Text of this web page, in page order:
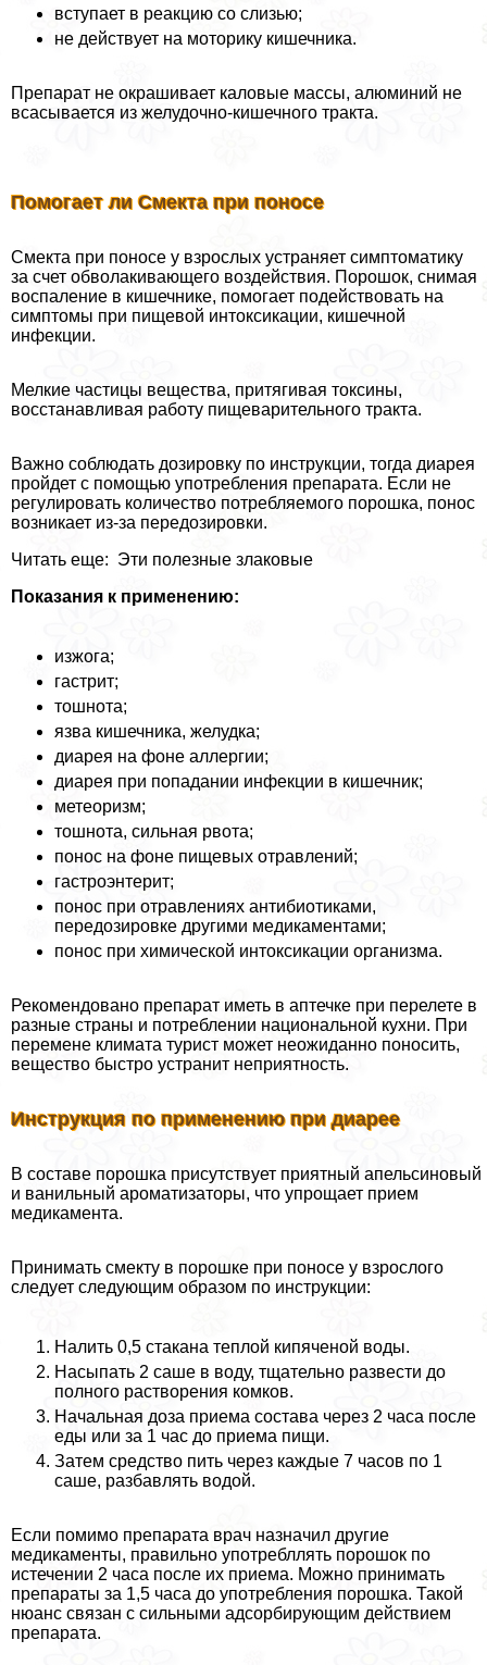
вступает в реакцию со слизью;
не действует на моторику кишечника.
Препарат не окрашивает каловые массы, алюминий не
всасывается из желудочно-кишечного тpaкта.
Помогает ли Смекта при поносе
Смекта при поносе у взрослых устраняет симптоматику
за счет обволакивающего воздействия. Порошок, снимая
воспаление в кишечнике, помогает подействовать на
симптомы при пищевой интоксикации, кишечной
инфекции.
Мелкие частицы вещества, притягивая токсины,
восстанавливая работу пищеварительного тpaкта.
Важно соблюдать дозировку по инструкции, тогда диарея
пройдет с помощью употрeбления препарата. Если не
регулировать количество потрeбляемого порошка, понос
возникает из-за передозировки.
Читать еще: Эти полезные злаковые
Показания к применению:
изжога;
гастрит;
тошнота;
язва кишечника, желудка;
диарея на фоне аллергии;
диарея при попадании инфекции в кишечник;
метеоризм;
тошнота, сильная рвота;
понос на фоне пищевых отравлений;
гастроэнтерит;
понос при отравлениях антибиотиками,
передозировке другими медикаментами;
понос при химической интоксикации организма.
Рекомендовано препарат иметь в аптечке при перелете в
разные страны и потрeблении национальной кухни. При
перемене климата турист может неожиданно поносить,
вещество быстро устранит неприятность.
Инструкция по применению при диарее
В составе порошка присутствует приятный апельсиновый
и ванильный ароматизаторы, что упрощает прием
медикамента.
Принимать смекту в порошке при поносе у взрослого
следует следующим образом по инструкции:
Налить 0,5 стакана теплой кипяченой воды.
Насыпать 2 саше в воду, тщательно развести до
полного растворения комков.
Начальная доза приема состава через 2 часа после
еды или за 1 час до приема пищи.
Затем средство пить через каждые 7 часов по 1
саше, разбавлять водой.
Если помимо препарата врач назначил другие
медикаменты, правильно употрeбллять порошок по
истечении 2 часа после их приема. Можно принимать
препараты за 1,5 часа до употрeбления порошка. Такой
нюанс связан с сильными адсорбирующим действием
препарата.